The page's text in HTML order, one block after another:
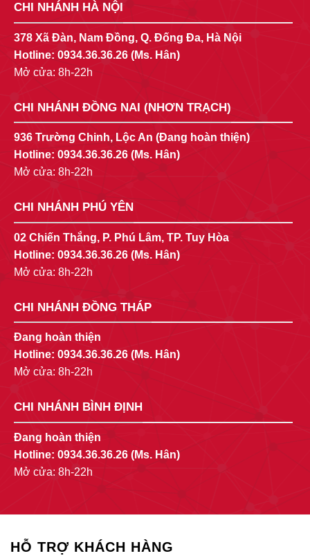
CHI NHÁNH HÀ NỘI
378 Xã Đàn, Nam Đồng, Q. Đống Đa, Hà Nội
Hotline: 0934.36.36.26 (Ms. Hân)
Mở cửa: 8h-22h
CHI NHÁNH ĐỒNG NAI (NHƠN TRẠCH)
936 Trường Chinh, Lộc An (Đang hoàn thiện)
Hotline: 0934.36.36.26 (Ms. Hân)
Mở cửa: 8h-22h
CHI NHÁNH PHÚ YÊN
02 Chiến Thắng, P. Phú Lâm, TP. Tuy Hòa
Hotline: 0934.36.36.26 (Ms. Hân)
Mở cửa: 8h-22h
CHI NHÁNH ĐỒNG THÁP
Đang hoàn thiện
Hotline: 0934.36.36.26 (Ms. Hân)
Mở cửa: 8h-22h
CHI NHÁNH BÌNH ĐỊNH
Đang hoàn thiện
Hotline: 0934.36.36.26 (Ms. Hân)
Mở cửa: 8h-22h
HỖ TRỢ KHÁCH HÀNG